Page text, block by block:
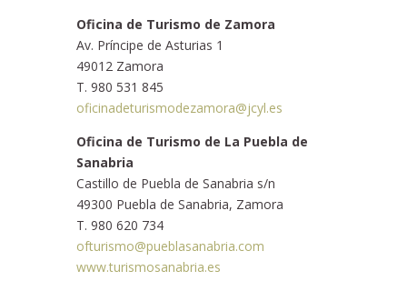
Oficina de Turismo de Zamora
Av. Príncipe de Asturias 1
49012 Zamora
T. 980 531 845
oficinadeturismodezamora@jcyl.es
Oficina de Turismo de La Puebla de
Sanabria
Castillo de Puebla de Sanabria s/n
49300 Puebla de Sanabria, Zamora
T. 980 620 734
ofturismo@pueblasanabria.com
www.turismosanabria.es